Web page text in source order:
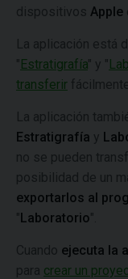
dispositivos Apple
La aplicación está
"Estratigrafía" y "
transferir
La aplicación
Estratigrafía y
no se pueden
posibilidad de un
exportarlos al
"Laboratorio".
Cuando ejecuta la
para crear un